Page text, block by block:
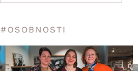
#OSOBNOSTI